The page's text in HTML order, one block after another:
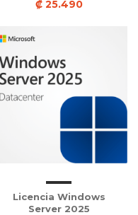
₡ 25.490
Licencia Windows
Server 2025